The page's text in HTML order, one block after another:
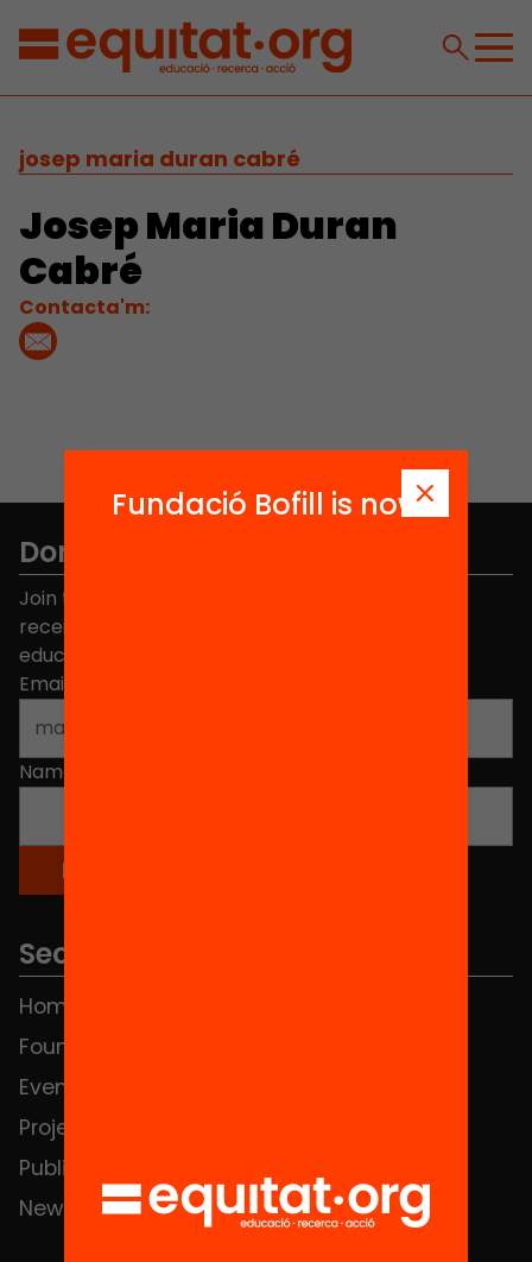
josep maria duran cabré
Josep Maria Duran
Cabré
Contacta'm:
Don't miss anything.
Join the more than 40,000 people who already
receive news about initiatives and projects for
educational change in Catalonia.
Email address
Name
Sections
Home
Foundation
Events
Projects
Publications and videos
News
Fundació Bofill is now